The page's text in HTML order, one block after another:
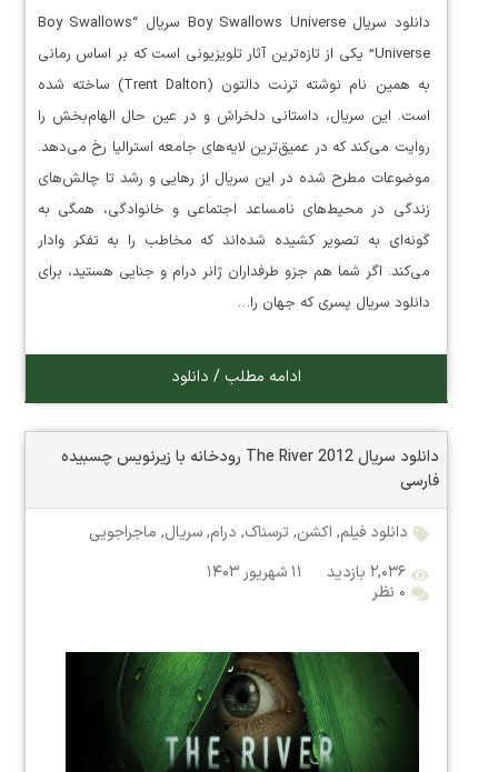
دانلود سریال Boy Swallows Universe سریال “Boy Swallows
Universe” یکی از تازه‌ترین آثار تلویزیونی است که بر اساس رمانی
به همین نام نوشته ترنت دالتون (Trent Dalton) ساخته شده
است. این سریال، داستانی دلخراش و در عین حال الهام‌بخش را
روایت می‌کند که در عمیق‌ترین لایه‌های جامعه استرالیا رخ می‌دهد.
موضوعات مطرح شده در این سریال از رهایی و رشد تا چالش‌های
زندگی در محیط‌های نامساعد اجتماعی و خانوادگی، همگی به
گونه‌ای به تصویر کشیده شده‌اند که مخاطب را به تفکر وادار
می‌کند. اگر شما هم جزو طرفداران ژانر درام و جنایی هستید، برای
دانلود سریال پسری که جهان را…
ادامه مطلب / دانلود
دانلود سریال The River 2012 رودخانه با زیرنویس چسبیده
فارسی
دانلود فیلم, اکشن,ترسناک, درام,سریال, ماجراجویی
۲,۰۳۶ بازدید
۱۱ شهریور ۱۴۰۳
۰ نظر